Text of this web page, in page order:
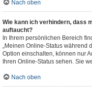
Nach oben
Wie kann ich verhindern, dass
auftaucht?
In Ihrem persönlichen Bereich
„Meinen Online-Status während
Option einschalten, können nur
Ihren Online-Status sehen. Sie
Nach oben